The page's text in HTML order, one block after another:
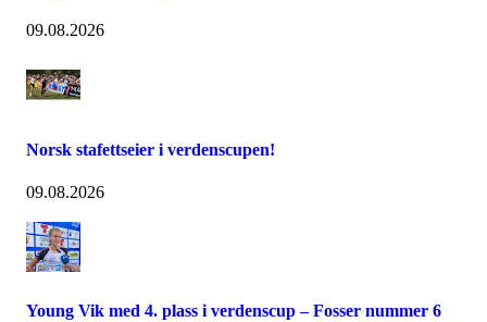
09.08.2026
Norsk stafettseier i verdenscupen!
09.08.2026
Young Vik med 4. plass i verdenscup – Fosser nummer 6